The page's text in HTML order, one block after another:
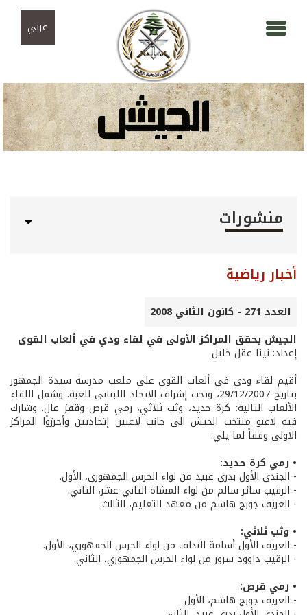
عربي
منشورات
أخبار رياضية
العدد 271 - كانون الثاني 2008
الجيش يحقق المراكز الأولى في لقاء ودي في ألعاب القوى
إعداد: نينا عقل خليل
أقيم لقاء ودي في ألعاب القوى على ملعب مدرسة سيدة الجمهور
بتاريخ 29/12/2007، وتحت إشراف الاتحاد اللبناني للعبة. وشمل اللقاء
الألعاب التالية: كرة حديد، وثب ثلاثي، رمي قرص وقفز عالٍ. وشارك
فيه لاعبو منتخب الجيش الى جانب لاعبين إتحاديين وأحرزوا المراكز
الاولى وفقاً لما يلي:
• رمي كرة حديد:
- الجندي الأول بدري عبيد من لواء الحرس الجمهوري، الأول.
- الرقيب سائر سالم من لواء المشاة الثاني عشر، الثاني.
- العريف جورج هاشم من معهد التعليم، الثالث.
• وثب ثلاثي:
- العريف الأول أسامة النداف من لواء الحرس الجمهوري، الأول.
- الرقيب داوود سرور من لواء الحرس الجمهوري، الثاني.
• رمي قرص:
- العريف جورج هاشم، الأول